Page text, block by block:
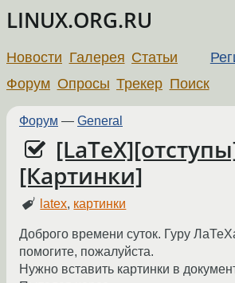
LINUX.ORG.RU
Новости Галерея Статьи
Форум Опросы Трекер Поиск
Форум — General
[Картинки]
latex, картинки
Доброго времени суток. Гуру
помогите, пожалуйста.
Нужно вставить картинки в